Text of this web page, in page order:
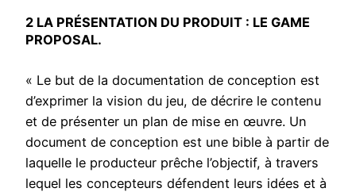
2 LA PRÉSENTATION DU PRODUIT : LE GAME
PROPOSAL.
« Le but de la documentation de conception est
d’exprimer la vision du jeu, de décrire le contenu
et de présenter un plan de mise en œuvre. Un
document de conception est une bible à partir de
laquelle le producteur prêche l’objectif, à travers
lequel les concepteurs défendent leurs idées et à